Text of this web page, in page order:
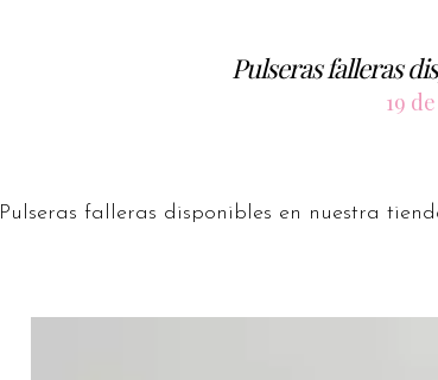
Pulseras falleras
19
Pulseras falleras disponibles en nuestra